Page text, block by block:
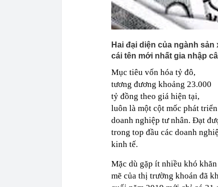
Hai đại diện của ngành
cái tên mới nhất gia nhập
Mục tiêu vốn hóa tỷ đô,
tương đương khoảng 23.000
tỷ đồng theo giá hiện tại,
luôn là một cột mốc phát
doanh nghiệp tư nhân. Đạt
trong top đầu các doanh
kinh tế.
Mặc dù gặp ít nhiều khó
mẽ của thị trường khoán đã